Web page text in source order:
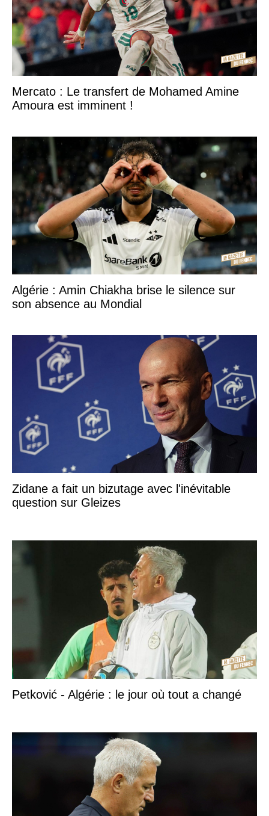
Mercato : Le transfert de Mohamed Amine
Amoura est imminent !
Algérie : Amin Chiakha brise le silence sur
son absence au Mondial
Zidane a fait un bizutage avec l'inévitable
question sur Gleizes
Petković - Algérie : le jour où tout a changé